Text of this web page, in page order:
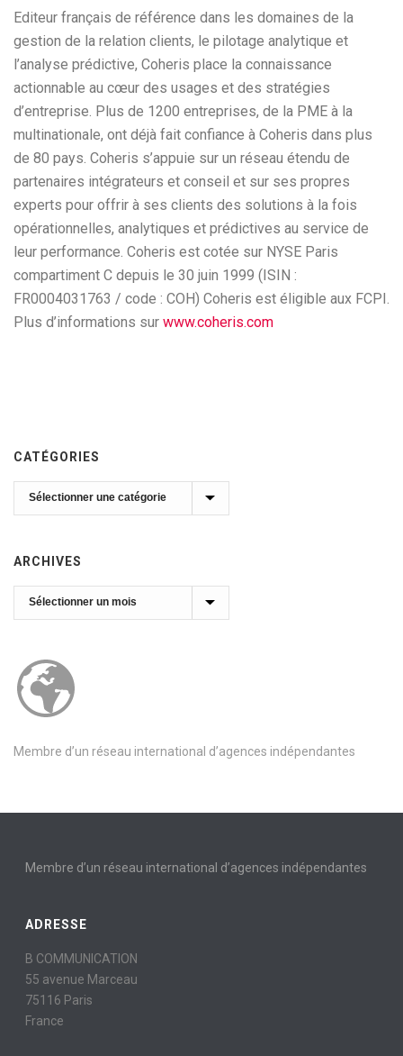
Editeur français de référence dans les domaines de la
gestion de la relation clients, le pilotage analytique et
l’analyse prédictive, Coheris place la connaissance
actionnable au cœur des usages et des stratégies
d’entreprise. Plus de 1200 entreprises, de la PME à la
multinationale, ont déjà fait confiance à Coheris dans plus
de 80 pays. Coheris s’appuie sur un réseau étendu de
partenaires intégrateurs et conseil et sur ses propres
experts pour offrir à ses clients des solutions à la fois
opérationnelles, analytiques et prédictives au service de
leur performance. Coheris est cotée sur NYSE Paris
compartiment C depuis le 30 juin 1999 (ISIN :
FR0004031763 / code : COH) Coheris est éligible aux FCPI.
Plus d’informations sur www.coheris.com
CATÉGORIES
Catégories
ARCHIVES
Archives
Membre d’un réseau international d’agences indépendantes
Membre d’un réseau international d’agences indépendantes
ADRESSE
B COMMUNICATION
55 avenue Marceau
75116 Paris
France